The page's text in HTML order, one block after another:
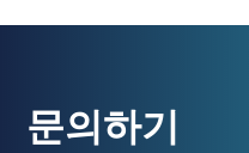
문의하기